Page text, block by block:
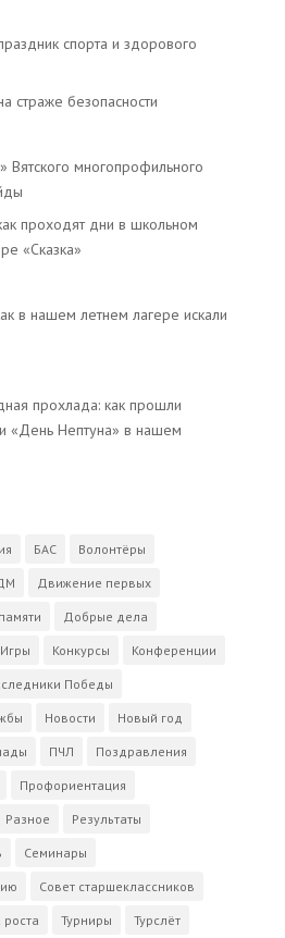
спорта и здорового
страже безопасности
Вятского многопрофильного
проходят дни в школьном
«Сказка»
в нашем летнем лагере искали
прохлада: как прошли
«День Нептуна» в нашем
БАС Волонтёры
Движение первых
Добрые дела
Игры Конкурсы Конференции
Победы
Новости Новый год
ПЧЛ Поздравления
Профориентация
Разное Результаты
Семинары
Совет старшеклассников
роста Турниры Турслёт